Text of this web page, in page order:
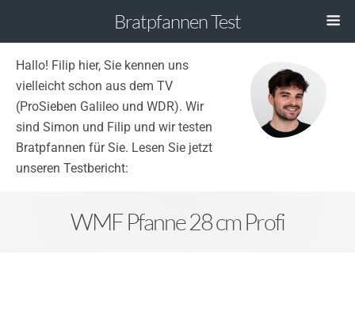
Bratpfannen Test
Hallo! Filip hier, Sie kennen uns
vielleicht schon aus dem TV
(ProSieben Galileo und WDR). Wir
sind Simon und Filip und wir testen
Bratpfannen für Sie. Lesen Sie jetzt
unseren Testbericht:
WMF Pfanne 28 cm Profi